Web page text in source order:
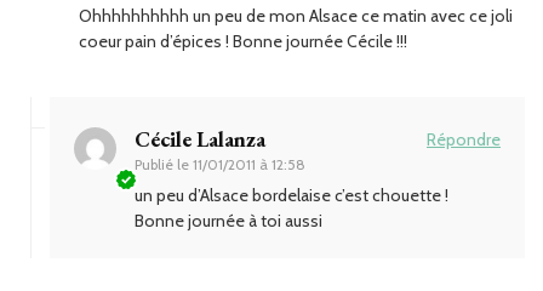
Ohhhhhhhhhh un peu de mon Alsace ce matin avec ce joli
coeur pain d’épices ! Bonne journée Cécile !!!
Cécile Lalanza
Publié le 11/01/2011 à 12:58
Répondre
un peu d’Alsace bordelaise c’est chouette !
Bonne journée à toi aussi